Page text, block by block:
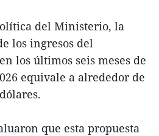
del Ministerio, la
los ingresos del
los últimos seis meses de
equivale a alrededor de
que esta propuesta